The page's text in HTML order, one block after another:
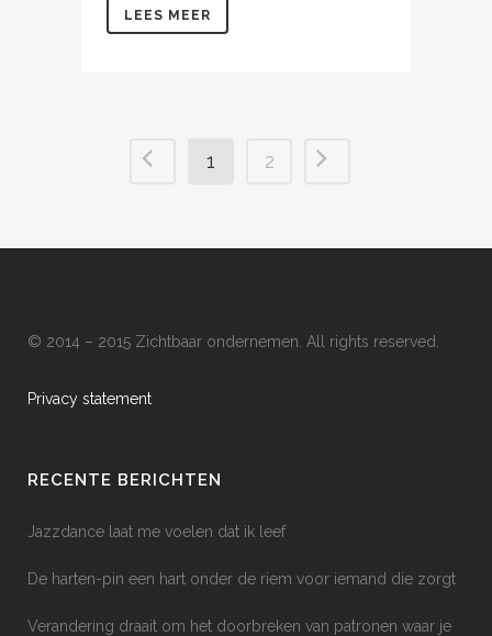
LEES MEER
1 2
© 2014 – 2015 Zichtbaar ondernemen. All rights reserved.
Privacy statement
RECENTE BERICHTEN
Jazzdance laat me voelen dat ik leef
De harten-pin een hart onder de riem voor iemand die zorgt
Verandering draait om het doorbreken van patronen waar je